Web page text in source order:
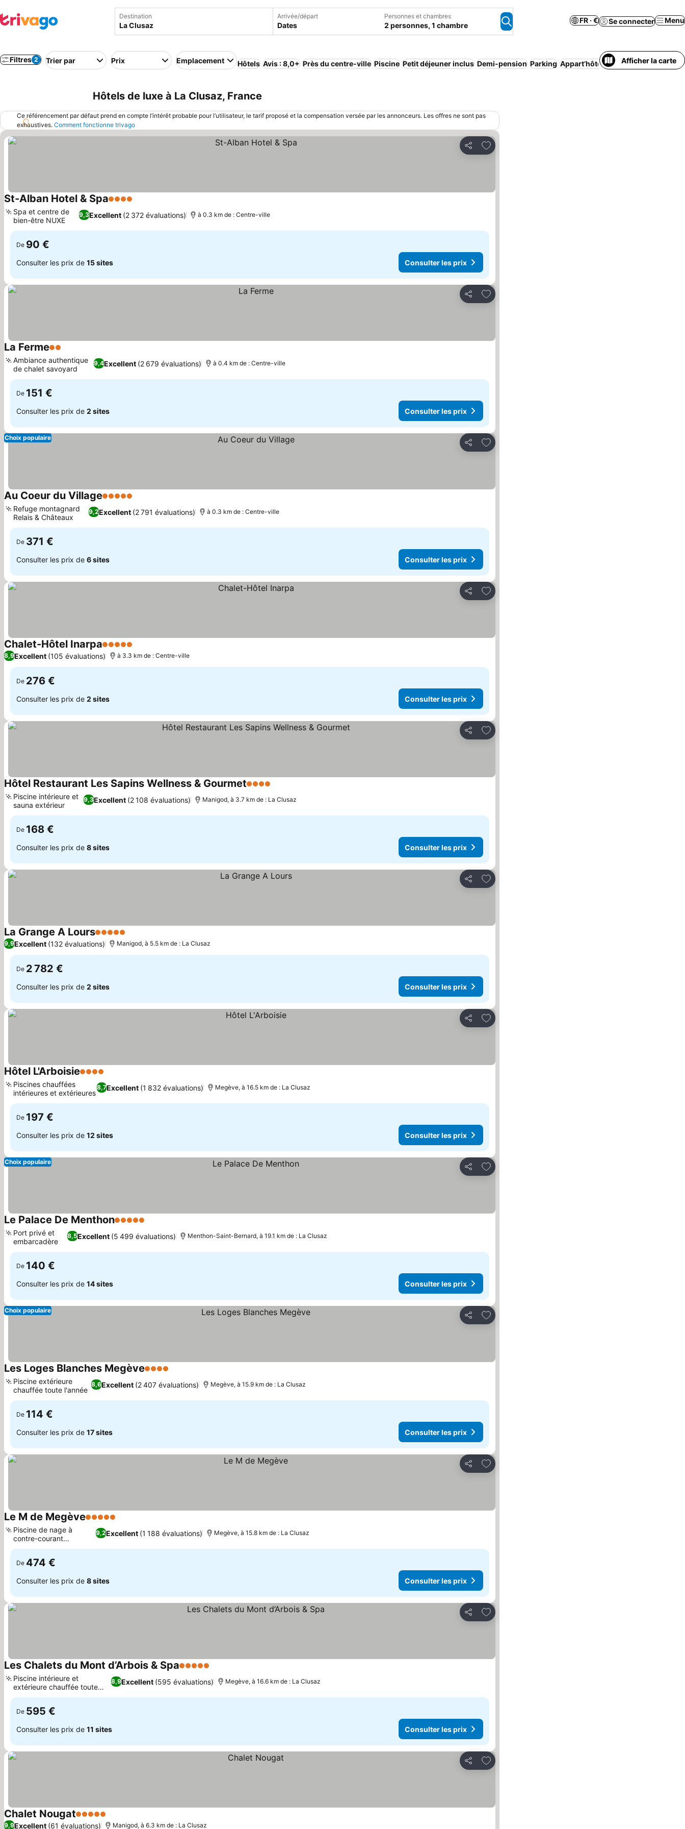
Destination Arrivée/départ
Dates
Personnes et chambres
2 personnes, 1 chambre
FR · € Se connecter Menu
Filtres 2 Trier par Prix Emplacement Hôtels Avis : 8,0+ Près du centre-ville Piscine Petit déjeuner inclus Demi-pension Parking Appart’hôtel Spa Animaux
Afficher la carte
Hôtels de luxe à La Clusaz, France
Ce référencement par défaut prend en compte l’intérêt probable pour l’utilisateur, le tarif proposé et la compensation versée par les annonceurs. Les offres ne sont pas
exhaustives. Comment fonctionne trivago
Partager
Ajouter à mes favoris
St-Alban Hotel & Spa4 Étoiles
9,3Excellent (2 372 évaluations)
Spa et centre de
bien-être NUXE
à 0.3 km de : Centre-ville
De 90 €
Consulter les prix de 15 sites Consulter les prix
Partager
Ajouter à mes favoris
La Ferme2 Étoiles
9,4Excellent (2 679 évaluations)
Ambiance authentique
de chalet savoyard
à 0.4 km de : Centre-ville
De 151 €
Consulter les prix de 2 sites Consulter les prix
Partager
Ajouter à mes favoris
Choix populaire
Au Coeur du Village5 Étoiles
9,2Excellent (2 791 évaluations)
Refuge montagnard
Relais & Châteaux
à 0.3 km de : Centre-ville
De 371 €
Consulter les prix de 6 sites Consulter les prix
Partager
Ajouter à mes favoris
Chalet-Hôtel Inarpa5 Étoiles
8,9Excellent (105 évaluations) à 3.3 km de : Centre-ville
De 276 €
Consulter les prix de 2 sites Consulter les prix
Partager
Ajouter à mes favoris
Hôtel Restaurant Les Sapins Wellness & Gourmet4 Étoiles
9,3Excellent (2 108 évaluations)
Piscine intérieure et
sauna extérieur
Manigod, à 3.7 km de : La Clusaz
De 168 €
Consulter les prix de 8 sites Consulter les prix
Partager
Ajouter à mes favoris
La Grange A Lours5 Étoiles
9,9Excellent (132 évaluations) Manigod, à 5.5 km de : La Clusaz
De 2 782 €
Consulter les prix de 2 sites Consulter les prix
Partager
Ajouter à mes favoris
Hôtel L'Arboisie4 Étoiles
8,7Excellent (1 832 évaluations)
Piscines chauffées
intérieures et extérieures
Megève, à 16.5 km de : La Clusaz
De 197 €
Consulter les prix de 12 sites Consulter les prix
Partager
Ajouter à mes favoris
Choix populaire
Le Palace De Menthon5 Étoiles
8,5Excellent (5 499 évaluations)
Port privé et
embarcadère
Menthon-Saint-Bernard, à 19.1 km de : La Clusaz
De 140 €
Consulter les prix de 14 sites Consulter les prix
Partager
Ajouter à mes favoris
Choix populaire
Les Loges Blanches Megève4 Étoiles
8,6Excellent (2 407 évaluations)
Piscine extérieure
chauffée toute l'année
Megève, à 15.9 km de : La Clusaz
De 114 €
Consulter les prix de 17 sites Consulter les prix
Partager
Ajouter à mes favoris
Le M de Megève5 Étoiles
9,2Excellent (1 188 évaluations)
Piscine de nage à
contre-courant
intérieure
Megève, à 15.8 km de : La Clusaz
De 474 €
Consulter les prix de 8 sites Consulter les prix
Partager
Ajouter à mes favoris
Les Chalets du Mont d’Arbois & Spa5 Étoiles
8,9Excellent (595 évaluations)
Piscine intérieure et
extérieure chauffée toute
l'année
Megève, à 16.6 km de : La Clusaz
De 595 €
Consulter les prix de 11 sites Consulter les prix
Partager
Ajouter à mes favoris
Chalet Nougat5 ÉtoilesConsulter les prix
9,9Excellent (61 évaluations) Manigod, à 6.3 km de : La Clusaz